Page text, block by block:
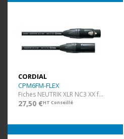
CORDIAL
CPM6FM-FLEX
Fiches NEUTRIK XLR NC3 XX f/m - ultra flexible - 6 m
27,50 €HT Conseillé